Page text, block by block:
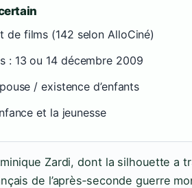
de films (142 selon AlloCiné)
: 13 ou 14 décembre 2009
/ existence d’enfants
et la jeunesse
Zardi, dont la silhouette a
de l’après‑seconde guerre